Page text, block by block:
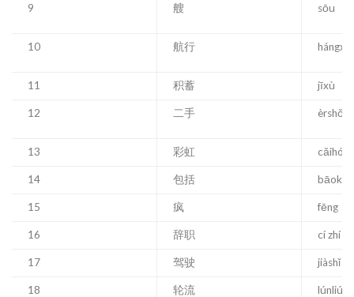
9 艘 sōu
10 航行
11 积蓄 jīxù
12 二手 èrshǒu
13 彩虹 cǎihóng
14 包括 bāokuò
15 疯 fēng
16 辞职 cí zhí
17 驾驶 jiàshǐ
18 轮流 lúnliú